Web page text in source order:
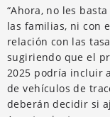
“Ahora, no les
las familias, ni con
relación con las
sugiriendo que el
2025 podría incluir
de vehículos de
deberán decidir si